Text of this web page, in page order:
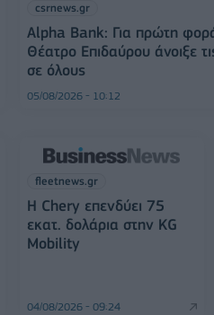
csrnews.gr
Alpha Bank: Για πρώτη
Θέατρο Επιδαύρου άνοιξε
σε όλους
05/08/2026 - 10:12
fleetnews.gr
Η Chery επενδύει 75
εκατ. δολάρια στην KG
Mobility
04/08/2026 - 09:24